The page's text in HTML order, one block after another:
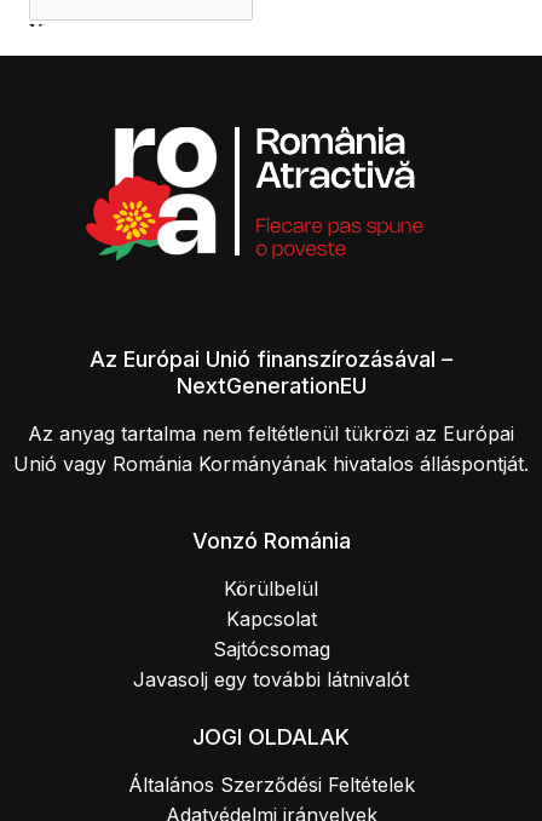
Az Európai Unió finanszírozásával –
NextGenerationEU
Az anyag tartalma nem feltétlenül tükrözi az Európai
Unió vagy Románia Kormányának hivatalos álláspontját.
Vonzó Románia
Körülbelül
Kapcsolat
Sajtócsomag
Javasolj egy további látnivalót
JOGI OLDALAK
Általános Szerződési Feltételek
Adatvédelmi irányelvek